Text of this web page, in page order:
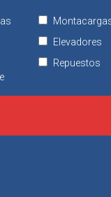
Elevadores
Repuestos